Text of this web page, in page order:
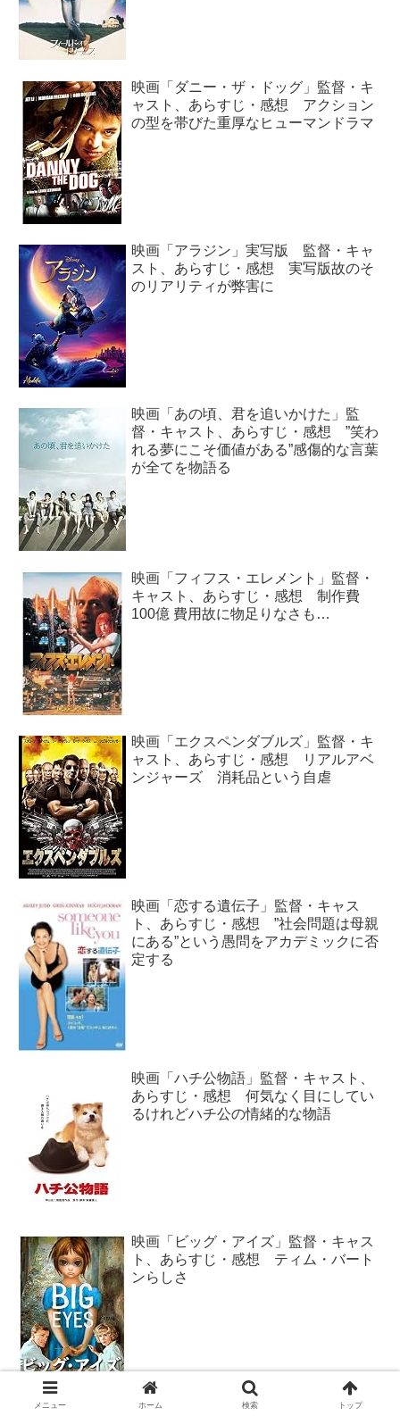
映画「ダニー・ザ・ドッグ」監督・キ
ャスト、あらすじ・感想 アクション
の型を帯びた重厚なヒューマンドラマ
映画「アラジン」実写版 監督・キャ
スト、あらすじ・感想 実写版故のそ
のリアリティが弊害に
映画「あの頃、君を追いかけた」監
督・キャスト、あらすじ・感想 ”笑わ
れる夢にこそ価値がある”感傷的な言葉
が全てを物語る
映画「フィフス・エレメント」監督・
キャスト、あらすじ・感想 制作費
100億 費用故に物足りなさも…
映画「エクスペンダブルズ」監督・キ
ャスト、あらすじ・感想 リアルアベ
ンジャーズ 消耗品という自虐
映画「恋する遺伝子」監督・キャス
ト、あらすじ・感想 ”社会問題は母親
にある”という愚問をアカデミックに否
定する
映画「ハチ公物語」監督・キャスト、
あらすじ・感想 何気なく目にしてい
るけれどハチ公の情緒的な物語
映画「ビッグ・アイズ」監督・キャス
ト、あらすじ・感想 ティム・バート
ンらしさ
映画「プレッピー・コネクション」監
メニュー ホーム 検索 トップ